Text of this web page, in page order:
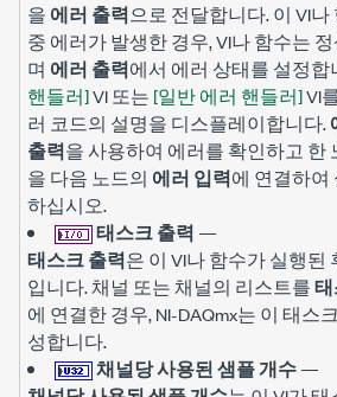
을 에러 출력으로 전달합니다. 이 VI
중 에러가 발생한 경우, VI나 함수는
며 에러 출력에서 에러 상태를 설정합
핸들러]VI 또는 [일반 에러 핸들러]VI
러 코드의 설명을 디스플레이합니다.
출력을 사용하여 에러를 확인하고 한
을 다음 노드의 에러 입력에 연결하여
하십시오.
태스크 출력 —
태스크 출력은 이 VI나 함수가 실행된
입니다. 채널 또는 채널의 리스트를
에 연결한 경우, NI-DAQmx는 이 태스
성합니다.
채널당 사용된 샘플 개수—